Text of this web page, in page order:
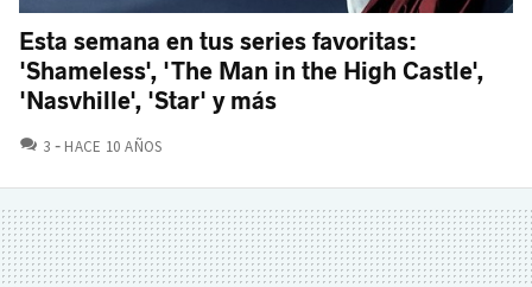
Esta semana en tus series favoritas:
'Shameless', 'The Man in the High Castle',
'Nasvhille', 'Star' y más
3 COMENTARIOS
HACE 10 AÑOS